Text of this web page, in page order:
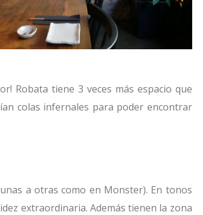
Robata tiene 3 veces más espacio que
colas infernales para poder encontrar
a otras como en Monster). En tonos
extraordinaria. Además tienen la zona